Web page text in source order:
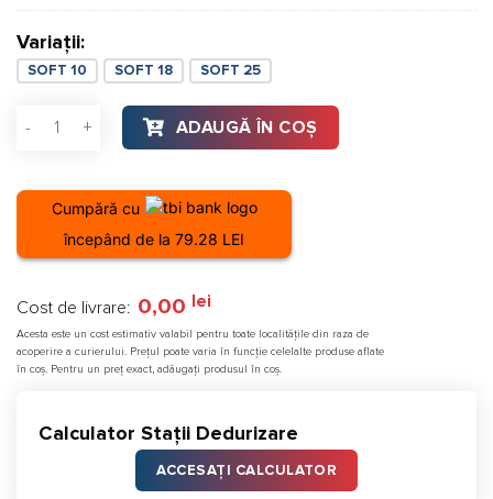
Variații:
SOFT 10 SOFT 18 SOFT 25
Cantitate Statie de dedurizare AquaPUR SOFT 10 CAB
ADAUGĂ ÎN COȘ
Cumpără cu
începând de la 79.28 LEI
Cost de livrare: 0,00 lei
Acesta este un cost estimativ valabil pentru toate localitățile din raza de
acoperire a curierului. Prețul poate varia în funcție celelalte produse aflate
în coș. Pentru un preț exact, adăugați produsul în coș.
Calculator Stații Dedurizare
ACCESAȚI CALCULATOR